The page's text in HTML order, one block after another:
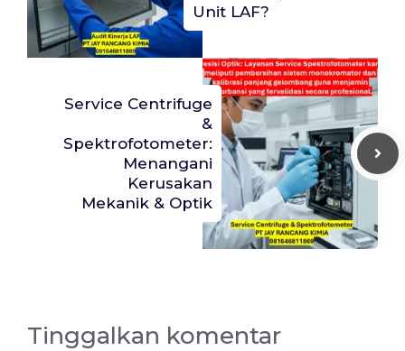
Unit LAF?
Service Centrifuge
&
Spektrofotometer:
Menangani
Kerusakan
Mekanik & Optik
Tinggalkan komentar